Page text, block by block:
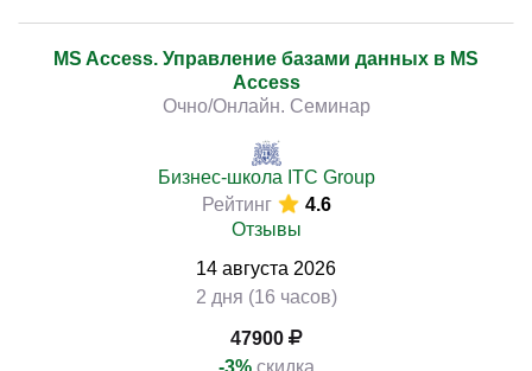
MS Access. Управление базами данных в MS
Access
Очно/Онлайн. Семинар
Бизнес-школа ITC Group
Рейтинг
4.6
Отзывы
14 августа 2026
2 дня (16 часов)
47900
-3% скидка